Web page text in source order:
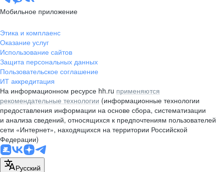
Мобильное приложение
Этика и комплаенс
Оказание услуг
Использование сайтов
Защита персональных данных
Пользовательское соглашение
ИТ аккредитация
На информационном ресурсе hh.ru применяются
рекомендательные технологии (информационные технологии
предоставления информации на основе сбора, систематизации
и анализа сведений, относящихся к предпочтениям пользователей
сети «Интернет», находящихся на территории Российской
Федерации)
Русский